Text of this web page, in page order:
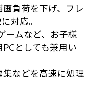
負荷を下げ、フレ
対応。
ームなど、お子様
としても兼用い
などを高速に処理